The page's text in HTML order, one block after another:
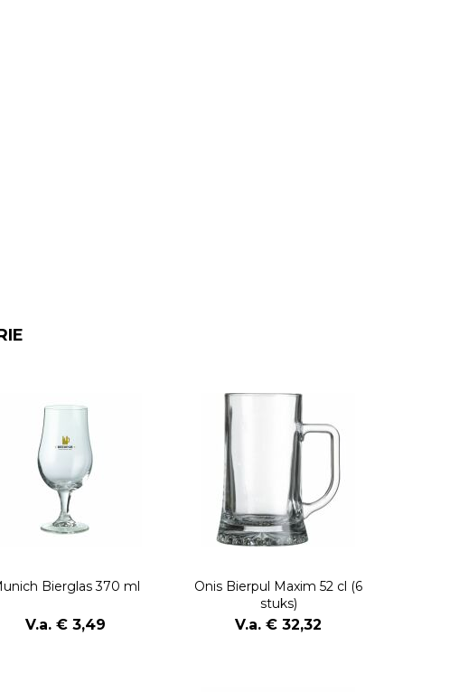
Bierglas 370 ml
V.a. € 3,49
Onis Bierpul Maxim 52 cl (6
stuks)
V.a. € 32,32